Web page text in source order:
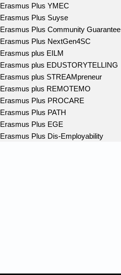
Erasmus Plus YMEC
Erasmus Plus Suyse
Erasmus Plus Community Guarantee
Erasmus Plus NextGen4SC
Erasmus plus EILM
Erasmus plus EDUSTORYTELLING
Erasmus plus STREAMpreneur
Erasmus plus REMOTEMO
Erasmus Plus PROCARE
Erasmus Plus PATH
Erasmus Plus EGE
Erasmus Plus Dis-Employability